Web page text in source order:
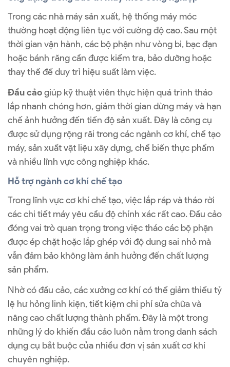
Trong các nhà máy sản xuất, hệ thống máy móc
thường hoạt động liên tục với cường độ cao. Sau một
thời gian vận hành, các bộ phận như vòng bi, bạc đạn
hoặc bánh răng cần được kiểm tra, bảo dưỡng hoặc
thay thế để duy trì hiệu suất làm việc.
Đầu cảogiúp kỹ thuật viên thực hiện quá trình tháo
lắp nhanh chóng hơn, giảm thời gian dừng máy và hạn
chế ảnh hưởng đến tiến độ sản xuất. Đây là công cụ
được sử dụng rộng rãi trong các ngành cơ khí, chế tạo
máy, sản xuất vật liệu xây dựng, chế biến thực phẩm
và nhiều lĩnh vực công nghiệp khác.
Hỗ trợ ngành cơ khí chế tạo
Trong lĩnh vực cơ khí chế tạo, việc lắp ráp và tháo rời
các chi tiết máy yêu cầu độ chính xác rất cao. Đầu cảo
đóng vai trò quan trọng trong việc tháo các bộ phận
được ép chặt hoặc lắp ghép với độ dung sai nhỏ mà
vẫn đảm bảo không làm ảnh hưởng đến chất lượng
sản phẩm.
Nhờ có đầu cảo, các xưởng cơ khí có thể giảm thiểu tỷ
lệ hư hỏng linh kiện, tiết kiệm chi phí sửa chữa và
nâng cao chất lượng thành phẩm. Đây là một trong
những lý do khiến đầu cảo luôn nằm trong danh sách
dụng cụ bắt buộc của nhiều đơn vị sản xuất cơ khí
chuyên nghiệp.